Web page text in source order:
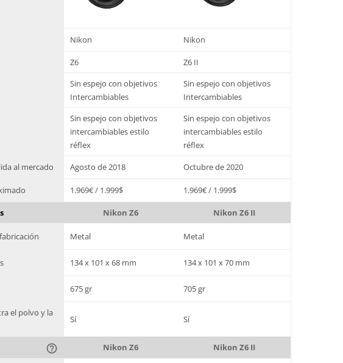
Nikon Nikon
Z6 Z6 II
Sin espejo con objetivos
Intercambiables
Sin espejo con objetivos
Intercambiables
Sin espejo con objetivos
intercambiables estilo
réflex
Sin espejo con objetivos
intercambiables estilo
réflex
al mercado Agosto de 2018 Octubre de 2020
1.969€ / 1.999$ 1.969€ / 1.999$
Nikon Z6 Nikon Z6 II
Metal Metal
134 x 101 x 68 mm 134 x 101 x 70 mm
675 gr 705 gr
el polvo y la
Sí Sí
help_outline Nikon Z6 Nikon Z6 II